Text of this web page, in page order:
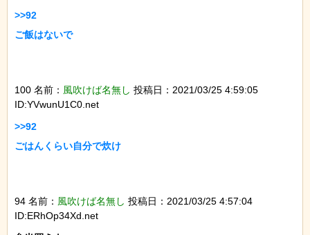
>>92
ご飯はないで
100 名前： 風吹けば名無し 投稿日：2021/03/25 4:59:05
ID:YVwunU1C0.net
>>92
ごはんくらい自分で炊け
94 名前： 風吹けば名無し 投稿日：2021/03/25 4:57:04
ID:ERhOp34Xd.net